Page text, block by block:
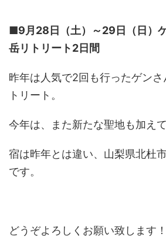
■9月28日（土）～29日（日）
岳リトリート2日間
昨年は人気で2回も行ったゲンさ
トリート。
今年は、また新たな聖地も加え
宿は昨年とは違い、山梨県北杜
です。
どうぞよろしくお願い致します！